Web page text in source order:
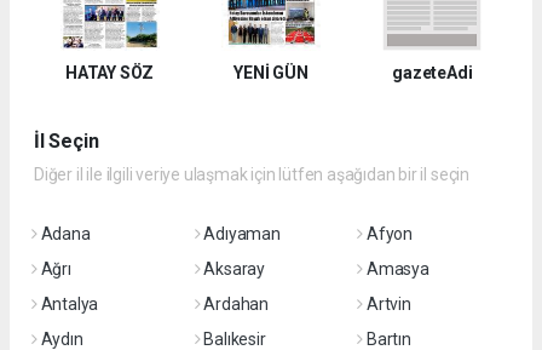
HATAY SÖZ YENİ GÜN gazeteAdi
İl Seçin
Diğer il ile ilgili veriye ulaşmak için lütfen aşağıdan bir il seçin
Adana Adıyaman
Afyon
Ağrı
Aksaray
Amasya
Antalya
Ardahan
Artvin
Aydın
Balıkesir
Bartın